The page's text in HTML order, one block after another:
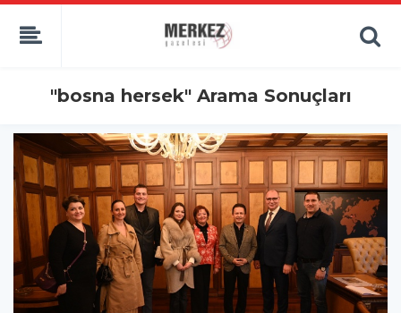
"bosna hersek" Arama Sonuçları